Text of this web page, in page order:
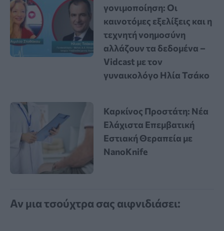
γονιμοποίηση: Οι
καινοτόμες εξελίξεις και η
τεχνητή νοημοσύνη
αλλάζουν τα δεδομένα –
Vidcast με τον
γυναικολόγο Ηλία Τσάκο
Καρκίνος Προστάτη: Νέα
Ελάχιστα Επεμβατική
Εστιακή Θεραπεία με
NanoKnife
Αν μια τσούχτρα σας αιφνιδιάσει: